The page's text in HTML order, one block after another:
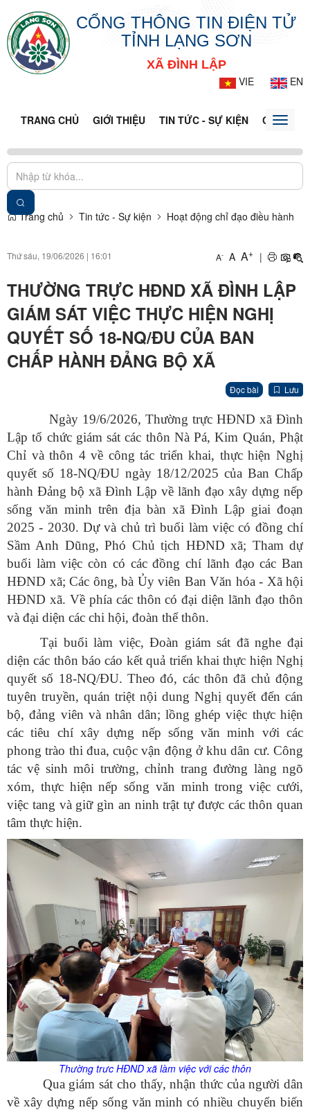
CỔNG THÔNG TIN ĐIỆN TỬ
TỈNH LẠNG SƠN
XÃ ĐÌNH LẬP
VIE
EN
TRANG CHỦ GIỚI THIỆU TIN TỨC - SỰ KIỆN CỔNGToggle
Trang chủ Tin tức - Sự kiện Hoạt động chỉ đạo điều hành
Thứ sáu, 19/06/2026 | 16:01 A- A A+ |
THƯỜNG TRỰC HĐND XÃ ĐÌNH LẬP
GIÁM SÁT VIỆC THỰC HIỆN NGHỊ
QUYẾT SỐ 18-NQ/ĐU CỦA BAN
CHẤP HÀNH ĐẢNG BỘ XÃ
Đọc bài Lưu
Ngày 19/6/2026, Thường trực HĐND xã Đình
Lập tổ chức giám sát các thôn Nà Pá, Kim Quán, Phật
Chỉ và thôn 4 về công tác triển khai, thực hiện Nghị
quyết số 18-NQ/ĐU ngày 18/12/2025 của Ban Chấp
hành Đảng bộ xã Đình Lập về lãnh đạo xây dựng nếp
sống văn minh trên địa bàn xã Đình Lập giai đoạn
2025 - 2030. Dự và chủ trì buổi làm việc có đồng chí
Sầm Anh Dũng, Phó Chủ tịch HĐND xã; Tham dự
buổi làm việc còn có các đồng chí lãnh đạo các Ban
HĐND xã; Các ông, bà Ủy viên Ban Văn hóa - Xã hội
HĐND xã. Về phía các thôn có đại diện lãnh đạo thôn
và đại diện các chi hội, đoàn thể thôn.
Tại buổi làm việc, Đoàn giám sát đã nghe đại
diện các thôn báo cáo kết quả triển khai thực hiện Nghị
quyết số 18-NQ/ĐU. Theo đó, các thôn đã chủ động
tuyên truyền, quán triệt nội dung Nghị quyết đến cán
bộ, đảng viên và nhân dân; lồng ghép việc thực hiện
các tiêu chí xây dựng nếp sống văn minh với các
phong trào thi đua, cuộc vận động ở khu dân cư. Công
tác vệ sinh môi trường, chỉnh trang đường làng ngõ
xóm, thực hiện nếp sống văn minh trong việc cưới,
việc tang và giữ gìn an ninh trật tự được các thôn quan
tâm thực hiện.
Thường trưc HĐND xã làm việc với các thôn
Qua giám sát cho thấy, nhận thức của người dân
về xây dựng nếp sống văn minh có nhiều chuyển biến